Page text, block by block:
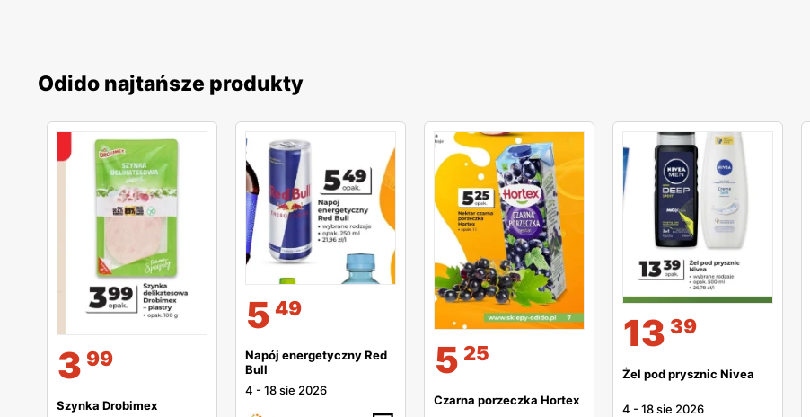
Odido najtańsze produkty
3 99
Szynka Drobimex
5 49
Napój energetyczny Red
Bull
4 -18 sie 2026
5 25
Czarna porzeczka Hortex
13 39
Żel pod prysznic Nivea
4 -18 sie 2026